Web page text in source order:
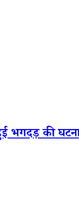
में हुई भगदड़ की